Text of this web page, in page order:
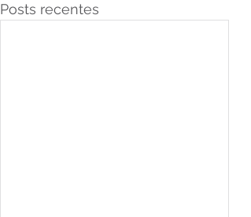
Posts recentes